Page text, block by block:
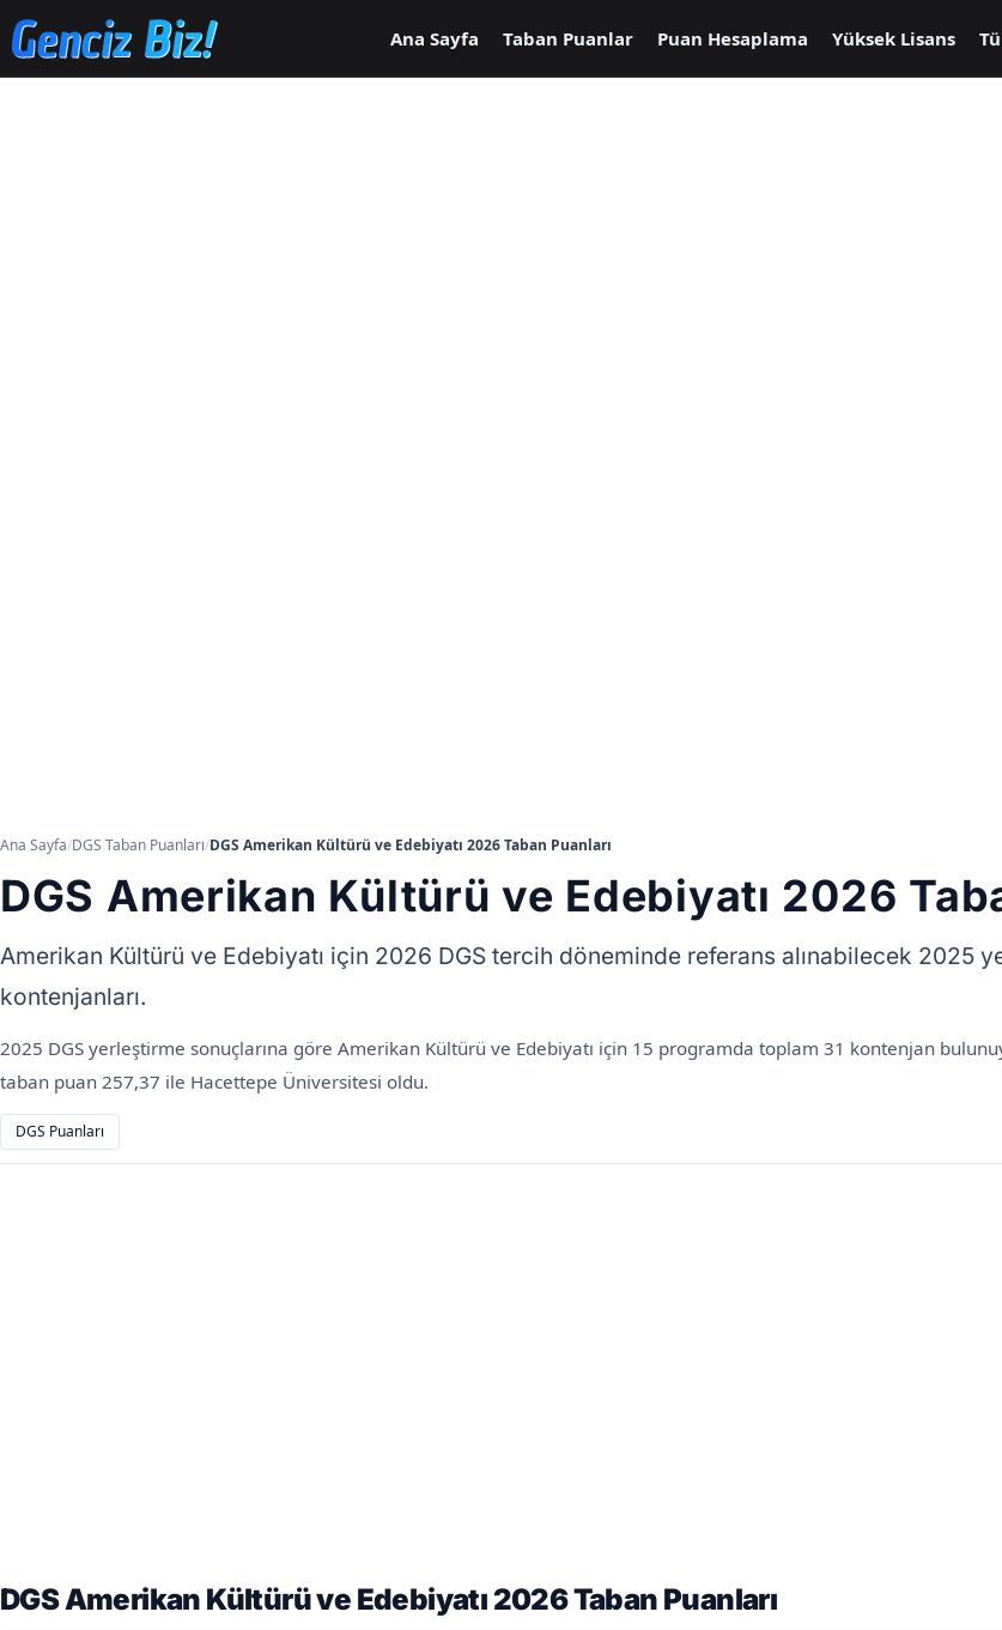
Ana içeriğe geç
Ana Sayfa Taban Puanlar Puan Hesaplama Yüksek Lisans
Ana Sayfa/DGS Taban Puanları/DGS Amerikan Kültürü ve Edebiyatı 2026 Taban Puanları
DGS Amerikan Kültürü ve Edebiyatı 2026
Amerikan Kültürü ve Edebiyatı için 2026 DGS tercih döneminde referans alınabilecek 2025
kontenjanları.
2025 DGS yerleştirme sonuçlarına göre Amerikan Kültürü ve Edebiyatı için 15 programda toplam 31 kontenjan
taban puan 257,37 ile Hacettepe Üniversitesi oldu.
DGS Puanları
DGS Amerikan Kültürü ve Edebiyatı 2026 Taban Puanları